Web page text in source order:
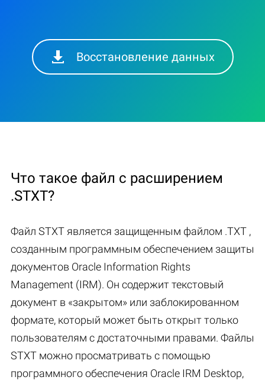
Восстановление данных
Что такое файл с расширением
.STXT?
Файл STXT является защищенным файлом .TXT ,
созданным программным обеспечением защиты
документов Oracle Information Rights
Management (IRM). Он содержит текстовый
документ в «закрытом» или заблокированном
формате, который может быть открыт только
пользователям с достаточными правами. Файлы
STXT можно просматривать с помощью
программного обеспечения Oracle IRM Desktop,